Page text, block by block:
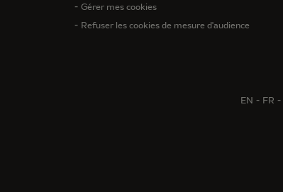
Gérer mes cookies
Refuser les cookies de mesure d'audience
EN FR